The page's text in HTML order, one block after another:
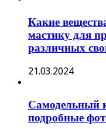
Какие
мастику для
различных
21.03.2024
Самодельный
подробные